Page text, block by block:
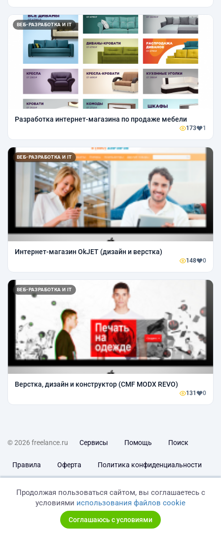
ВЕБ-РАЗРАБОТКА И IT
Разработка интернет-магазина по продаже мебели
173 1
ВЕБ-РАЗРАБОТКА И IT
Интернет-магазин OkJET (дизайн и верстка)
148 0
ВЕБ-РАЗРАБОТКА И IT
Верстка, дизайн и конструктор (CMF MODX REVO)
131 0
© 2026 freelance.ru Сервисы Помощь Поиск
Правила Оферта Политика конфиденциальности
Продолжая пользоваться сайтом, вы соглашаетесь с
условиями использования файлов cookie
Соглашаюсь с условиями